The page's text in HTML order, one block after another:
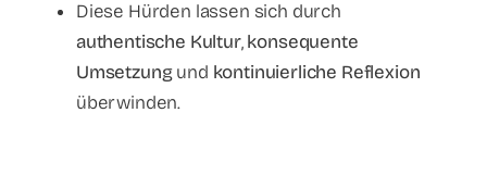
Diese Hürden lassen sich durch
authentische Kultur,konsequente
Umsetzungund kontinuierliche Reflexion
überwinden.